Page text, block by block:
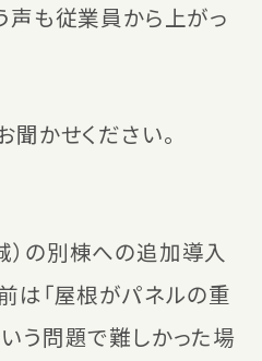
声も従業員から上がっ
聞かせください。
）の別棟への追加導入
は「屋根がパネルの重
う問題で難しかった場